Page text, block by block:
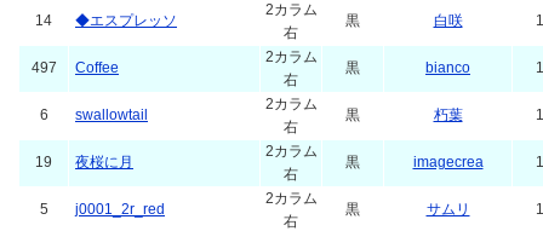
14 ◆エスプレッソ
2カラム
右
黒 白咲
497 Coffee
2カラム
右
黒 bianco
6 swallowtail
2カラム
右
黒 朽葉
19 夜桜に月
2カラム
右
黒 imagecrea
5 j0001_2r_red
2カラム
右
黒 サムリ